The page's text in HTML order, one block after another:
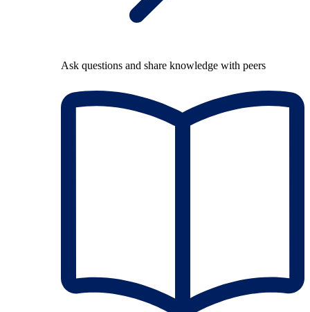
Ask questions and share knowledge with peers